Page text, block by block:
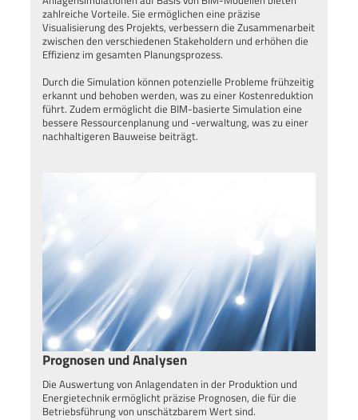
zahlreiche Vorteile. Sie ermöglichen eine präzise
Visualisierung des Projekts, verbessern die Zusammenarbeit
zwischen den verschiedenen Stakeholdern und erhöhen die
Effizienz im gesamten Planungsprozess.
Durch die Simulation können potenzielle Probleme frühzeitig
erkannt und behoben werden, was zu einer Kostenreduktion
führt. Zudem ermöglicht die BIM-basierte Simulation eine
bessere Ressourcenplanung und -verwaltung, was zu einer
nachhaltigeren Bauweise beiträgt.
Prognosen und Analysen
Die Auswertung von Anlagendaten in der Produktion und
Energietechnik ermöglicht präzise Prognosen, die für die
Betriebsführung von unschätzbarem Wert sind.